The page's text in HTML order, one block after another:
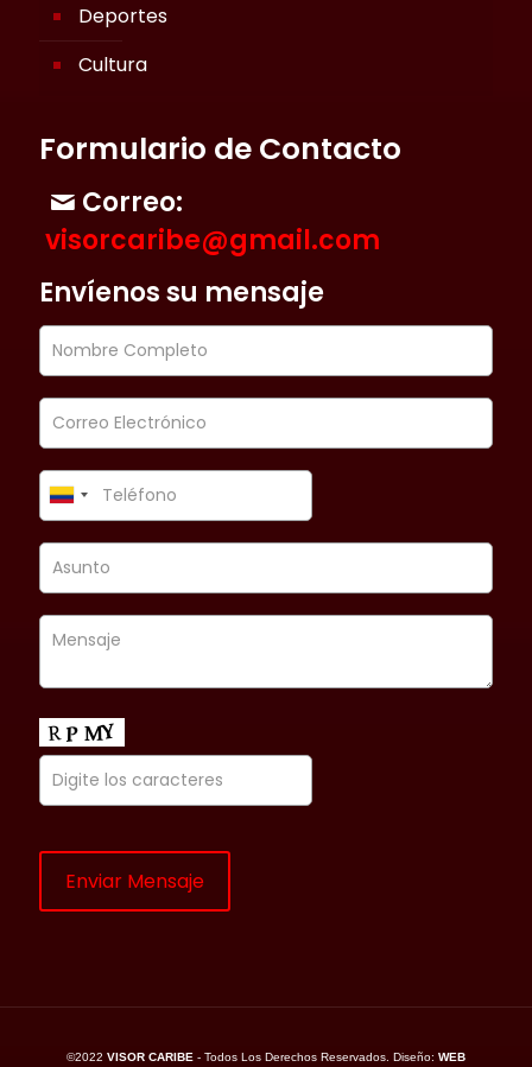
Deportes
Cultura
Formulario de Contacto
Correo:
visorcaribe@gmail.com
Envíenos su mensaje
©2022 VISOR CARIBE - Todos Los Derechos Reservados. Diseño: WEB